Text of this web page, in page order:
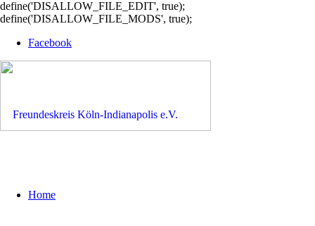
define('DISALLOW_FILE_EDIT', true);
define('DISALLOW_FILE_MODS', true);
Facebook
Home